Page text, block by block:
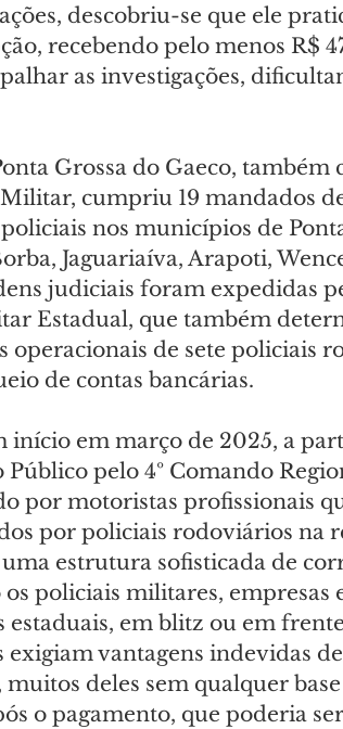
descobriu-se que ele
recebendo pelo menos R$
as investigações,
Grossa do Gaeco, também
cumpriu 19 mandados
nos municípios de
Jaguariaíva, Arapoti,
judiciais foram expedidas
Estadual, que também
operacionais de sete policiais
de contas bancárias.
início em março de 2025, a
pelo 4º Comando
por motoristas profissionais
por policiais rodoviários na
estrutura sofisticada de
policiais militares, empresas
estaduais, em blitz ou em
vantagens indevidas
deles sem qualquer
o pagamento, que poderia